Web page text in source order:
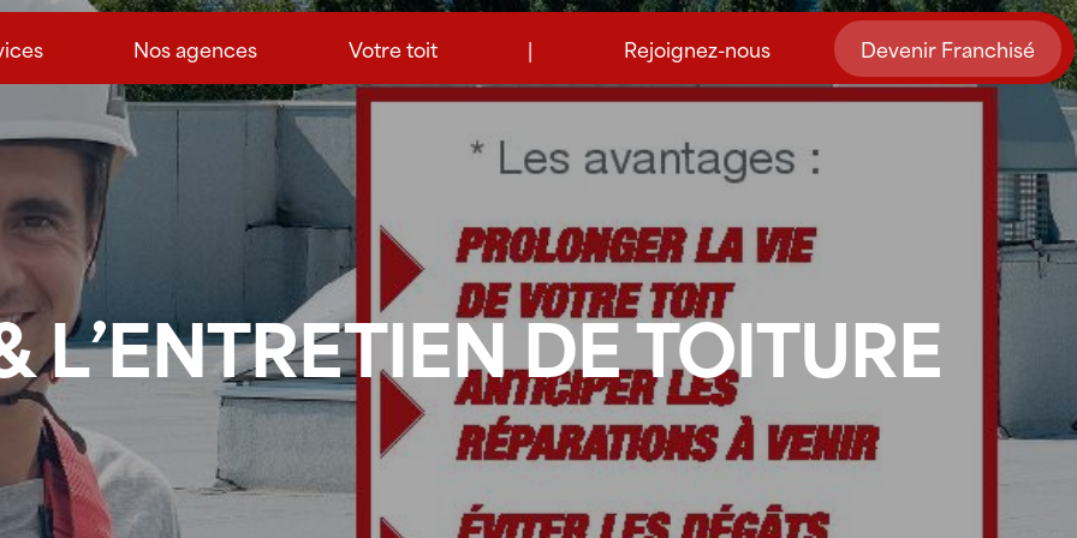
Nos agences Votre toit | Rejoignez-nous Devenir Franchisé
L’ENTRETIEN DE TOITURE